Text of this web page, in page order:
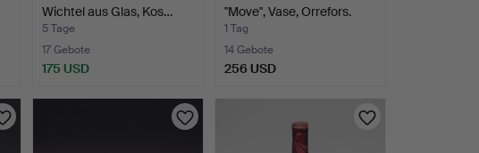
Wichtel aus Glas, Kos…
5 Tage
17 Gebote
175 USD
"Move", Vase, Orrefors.
1 Tag
14 Gebote
256 USD